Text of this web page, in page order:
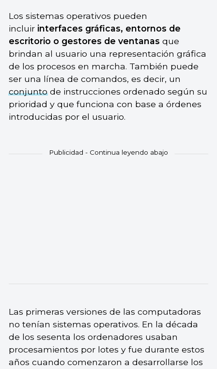
Los sistemas operativos pueden
incluir interfaces gráficas, entornos de
escritorio o gestores de ventanas que
brindan al usuario una representación gráfica
de los procesos en marcha. También puede
ser una línea de comandos, es decir, un
conjuntode instrucciones ordenado según su
prioridad y que funciona con base a órdenes
introducidas por el usuario.
Las primeras versiones de las computadoras
no tenían sistemas operativos. En la década
de los sesenta los ordenadores usaban
procesamientos por lotes y fue durante estos
años cuando comenzaron a desarrollarse los